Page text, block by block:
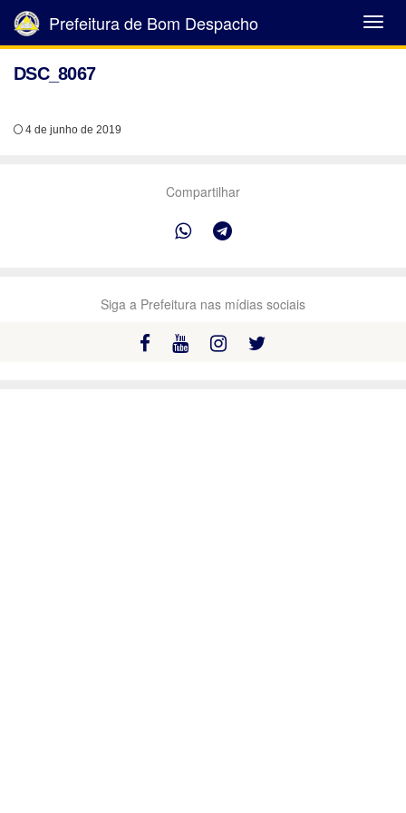
Abrir
Menu
Prefeitura de Bom Despacho
DSC_8067
4 de junho de 2019
Compartilhar
Siga a Prefeitura nas mídias sociais